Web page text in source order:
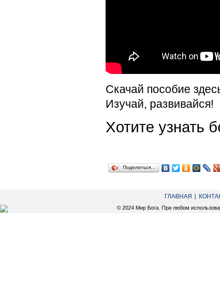
Скачай пособие
Изучай, развивайся!
Хотите
Поделиться…
ГЛАВНАЯ
© 2024 Мир Бога. При любом